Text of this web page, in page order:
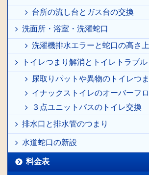
台所の流し台とガス台の交換
洗面所・浴室・洗濯蛇口
洗濯機排水エラーと蛇口の高さ
トイレつまり解消とトイレトラブル
尿取りパットや異物のトイレつ
イナックストイレのオーバーフ
３点ユニットバスのトイレ交換
排水口と排水管のつまり
水道蛇口の新設
料金表